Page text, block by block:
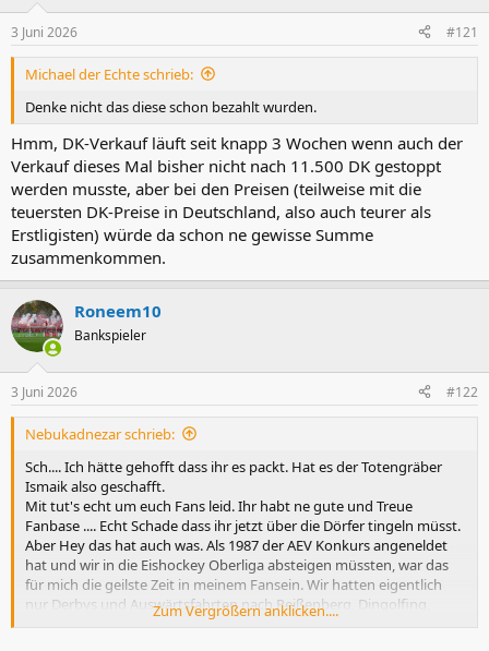
3 Juni 2026 #121
Michael der Echte schrieb:
Denke nicht das diese schon bezahlt wurden.
Hmm, DK-Verkauf läuft seit knapp 3 Wochen wenn auch der
Verkauf dieses Mal bisher nicht nach 11.500 DK gestoppt
werden musste, aber bei den Preisen (teilweise mit die
teuersten DK-Preise in Deutschland, also auch teurer als
Erstligisten) würde da schon ne gewisse Summe
zusammenkommen.
Roneem10
Bankspieler
3 Juni 2026 #122
Nebukadnezar schrieb:
Sch.... Ich hätte gehofft dass ihr es packt. Hat es der Totengräber
Ismaik also geschafft.
Mit tut's echt um euch Fans leid. Ihr habt ne gute und Treue
Fanbase .... Echt Schade dass ihr jetzt über die Dörfer tingeln müsst.
Aber Hey das hat auch was. Als 1987 der AEV Konkurs angeneldet
hat und wir in die Eishockey Oberliga absteigen müssten, war das
für mich die geilste Zeit in meinem Fansein. Wir hatten eigentlich
nur Derbys und Auswärtsfahrten nach Peißenberg, Dingolfing,
Miesbach und co hatten echt ihren eigenen Charme.
Zum Vergrößern anklicken....